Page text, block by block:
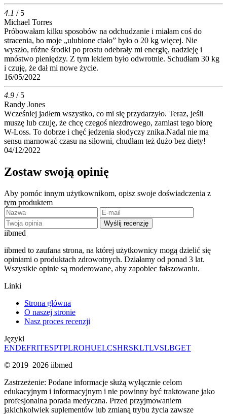
4.1 / 5
Michael Torres
Próbowałam kilku sposobów na odchudzanie i miałam coś do
stracenia, bo moje „ulubione ciało” było o 20 kg więcej. Nie
wyszło, różne środki po prostu odebrały mi energię, nadzieję i
mnóstwo pieniędzy. Z tym lekiem było odwrotnie. Schudłam 30 kg
i czuję, że dał mi nowe życie.
16/05/2022
4.9 / 5
Randy Jones
Wcześniej jadłem wszystko, co mi się przydarzyło. Teraz, jeśli
muszę lub czuję, że chcę czegoś niezdrowego, zamiast tego biorę
W-Loss. To dobrze i chęć jedzenia słodyczy znika.Nadal nie ma
sensu marnować czasu na siłowni, chudłam też dużo bez diety!
04/12/2022
Zostaw swoją opinię
Aby pomóc innym użytkownikom, opisz swoje doświadczenia z
tym produktem
Wyślij recenzję
iibmed
iibmed to zaufana strona, na której użytkownicy mogą dzielić się
opiniami o produktach zdrowotnych. Działamy od ponad 3 lat.
Wszystkie opinie są moderowane, aby zapobiec fałszowaniu.
Linki
Strona główna
O naszej stronie
Nasz proces recenzji
Języki
ENDEFRITESPTPLROHUELCSHRSKLTLVSLBGET
© 2019–2026 iibmed
Zastrzeżenie: Podane informacje służą wyłącznie celom
edukacyjnym i informacyjnym i nie powinny być traktowane jako
profesjonalna porada medyczna. Przed przyjmowaniem
jakichkolwiek suplementów lub zmianą trybu życia zawsze